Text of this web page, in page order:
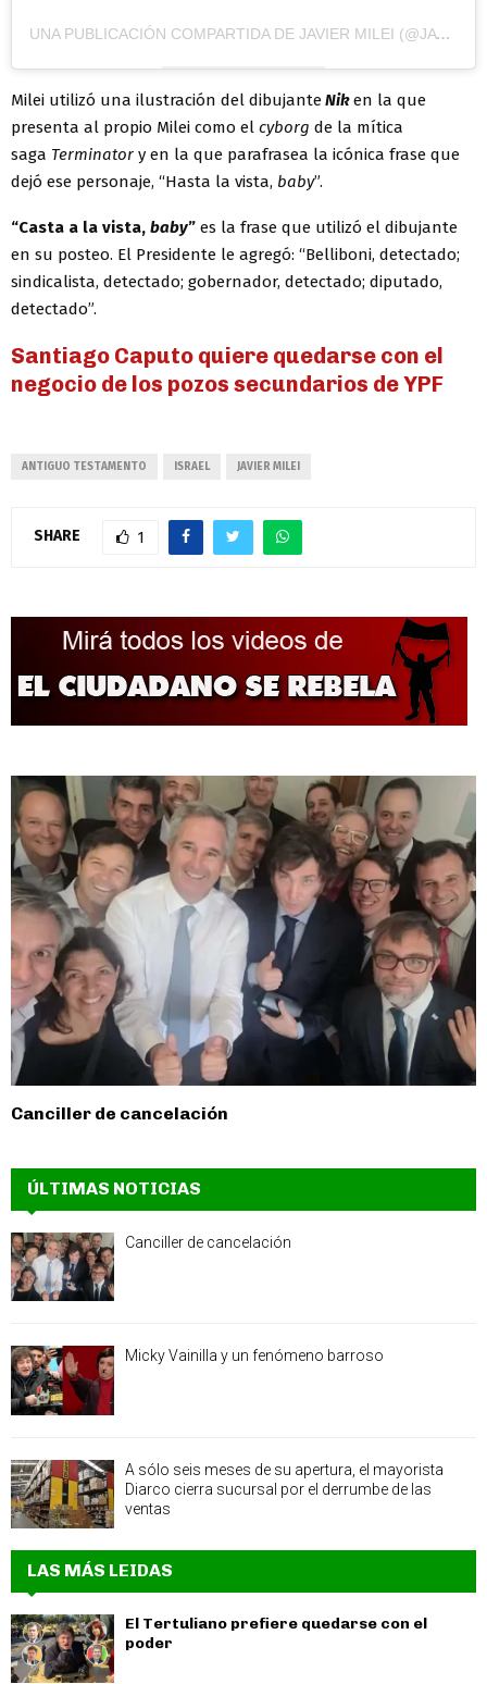
UNA PUBLICACIÓN COMPARTIDA DE JAVIER MILEI (@JAVIERMILEI)
Milei utilizó una ilustración del dibujanteNiken la que
presenta al propio Milei como el cyborg de la mítica
saga Terminator y en la que parafrasea la icónica frase que
dejó ese personaje, “Hasta la vista, baby”.
“Casta a la vista, baby” es la frase que utilizó el dibujante
en su posteo. El Presidente le agregó: “Belliboni, detectado;
sindicalista, detectado; gobernador, detectado; diputado,
detectado”.
Santiago Caputo quiere quedarse con el
negocio de los pozos secundarios de YPF
ANTIGUO TESTAMENTO ISRAEL JAVIER MILEI
SHARE 1
Canciller de cancelación
ÚLTIMAS NOTICIAS
Canciller de cancelación
Micky Vainilla y un fenómeno barroso
A sólo seis meses de su apertura, el mayorista
Diarco cierra sucursal por el derrumbe de las
ventas
LAS MÁS LEIDAS
El Tertuliano prefiere quedarse con el
poder